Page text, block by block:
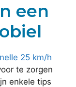
een
25 km/h
te zorgen
enkele tips